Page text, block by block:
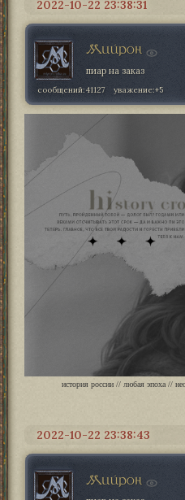
2022-10-22 23:38:31
Мийрон
пиар на заказ
сообщений:41127 уважение:+5
история россии // любая эпоха //
2022-10-22 23:38:43
Мийрон